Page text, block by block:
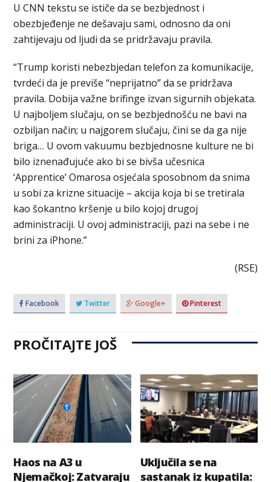
U CNN tekstu se ističe da se bezbjednost i
obezbjeđenje ne dešavaju sami, odnosno da oni
zahtijevaju od ljudi da se pridržavaju pravila.
“Trump koristi nebezbjedan telefon za komunikacije,
tvrdeći da je previše “neprijatno” da se pridržava
pravila. Dobija važne brifinge izvan sigurnih objekata.
U najboljem slučaju, on se bezbjednošću ne bavi na
ozbiljan način; u najgorem slučaju, čini se da ga nije
briga… U ovom vakuumu bezbjednosne kulture ne bi
bilo iznenađujuće ako bi se bivša učesnica
‘Apprentice’ Omarosa osjećala sposobnom da snima
u sobi za krizne situacije – akcija koja bi se tretirala
kao šokantno kršenje u bilo kojoj drugoj
administraciji. U ovoj administraciji, pazi na sebe i ne
brini za iPhone.”
(RSE)
Facebook Twitter Google+ Pinterest
PROČITAJTE JOŠ
Haos na A3 u
Njemačkoj: Zatvaraju
Uključila se na
sastanak iz kupatila: